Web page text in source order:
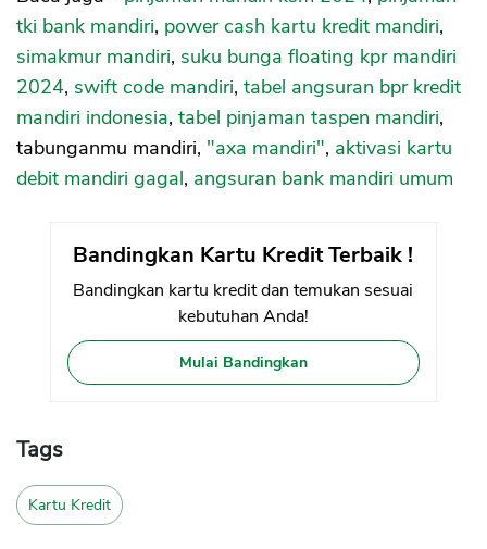
tki bank mandiri, power cash kartu kredit mandiri,
simakmur mandiri, suku bunga floating kpr mandiri
2024, swift code mandiri, tabel angsuran bpr kredit
mandiri indonesia, tabel pinjaman taspen mandiri,
tabunganmu mandiri, "axa mandiri", aktivasi kartu
debit mandiri gagal, angsuran bank mandiri umum
Bandingkan Kartu Kredit Terbaik !
Bandingkan kartu kredit dan temukan sesuai
kebutuhan Anda!
Mulai Bandingkan
Tags
Kartu Kredit